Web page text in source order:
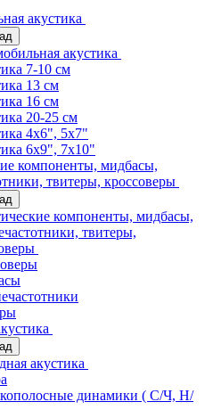
акустика
акустика
7-10 см
13 см
16 см
20-25 см
4х6", 5х7"
6х9", 7х10"
компоненты, мидбасы,
твитеры, кроссоверы
компоненты, мидбасы,
твитеры,
акустика
динамики ( С/Ч, Н/